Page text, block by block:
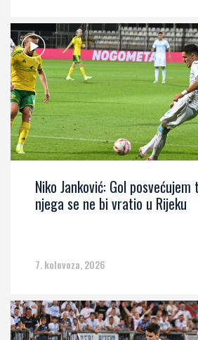
Niko Janković: Gol
njega se ne bi vratio u Rijeku
7. kolovoza, 2026